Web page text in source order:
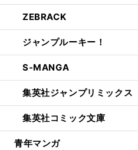
ZEBRACK
ジャンプルーキー！
S-MANGA
集英社ジャンプリミックス
集英社コミック文庫
青年マンガ